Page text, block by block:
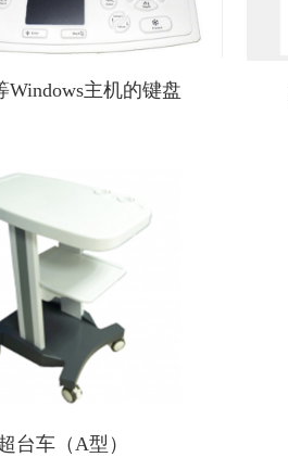
Windows主机的键盘
台车（A型）